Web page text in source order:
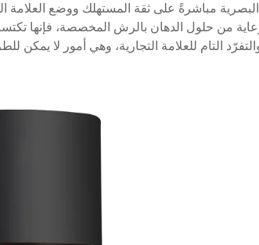
البصرية مباشرةً على ثقة المستهلك ووضع
من حلول الدهان بالرش المخصصة، فإنها
التام للعلامة التجارية، وهي أمور لا يمكن